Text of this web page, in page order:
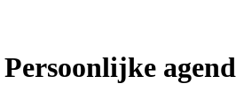
Persoonlijke